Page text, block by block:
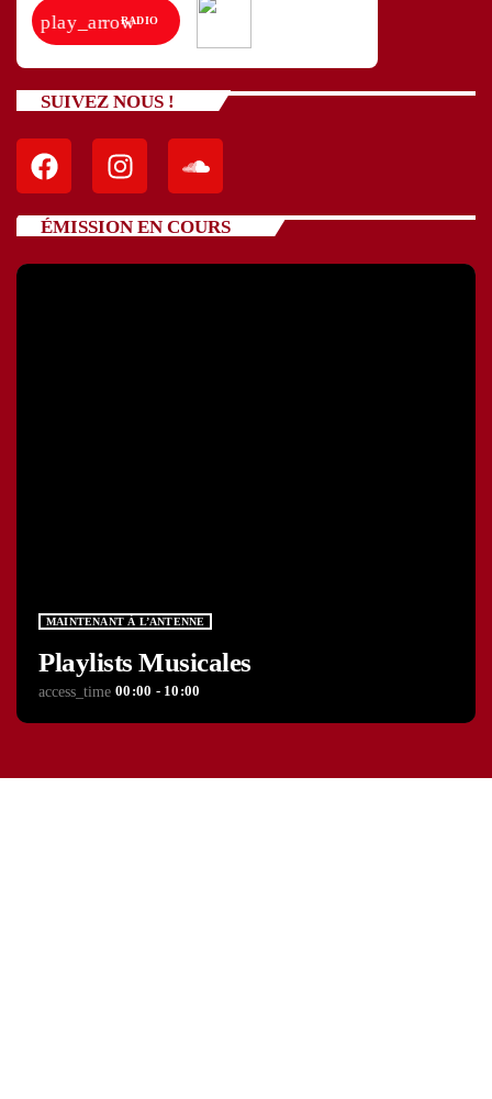
play_arrowRADIO
SUIVEZ NOUS !
ÉMISSION EN COURS
MAINTENANT À L’ANTENNE
Playlists Musicales
access_time 00:00 - 10:00